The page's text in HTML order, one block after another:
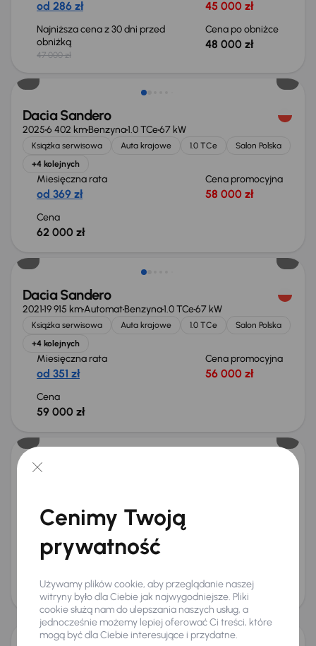
od 286 zł 45 000 zł
Najniższa cena z 30 dni przed
obniżką
47 000 zł
Cena po obniżce
48 000 zł
Od nowego taniej o 10 900 zł
Dacia Sandero
20256 402 kmBenzyna1.0 TCe67 kW
Książka serwisowa Auta krajowe 1.0 TCe
Salon Polska
+4 kolejnych
Miesięczna rata
od 369 zł
Cena promocyjna
58 000 zł
Cena
62 000 zł
Świeżo skupione
Dacia Sandero
202119 915 kmAutomatBenzyna1.0 TCe67 kW
Książka serwisowa Auta krajowe 1.0 TCe
Salon Polska
+4 kolejnych
Miesięczna rata
od 351 zł
Cena promocyjna
56 000 zł
Cena
59 000 zł
Świeżo skupione
Dacia Sandero
Salon Polska
+6 kolejnych
od 292 zł
49 000 zł
Cenimy Twoją
prywatność
Używamy plików cookie, aby przeglądanie naszej
witryny było dla Ciebie jak najwygodniejsze. Pliki
cookie służą nam do ulepszania naszych usług, a
jednocześnie możemy lepiej oferować Ci treści, które
mogą być dla Ciebie interesujące i przydatne.